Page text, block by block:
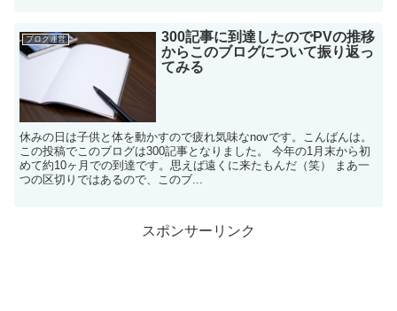
ブログ運営
300記事に到達したのでPVの推移
からこのブログについて振り返っ
てみる
休みの日は子供と体を動かすので疲れ気味なnovです。こんばんは。
この投稿でこのブログは300記事となりました。 今年の1月末から初
めて約10ヶ月での到達です。思えば遠くに来たもんだ（笑） まあ一
つの区切りではあるので、このブ...
スポンサーリンク